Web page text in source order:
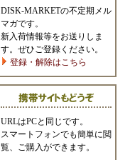
DISK-MARKETの不定期メル
マガです。
新入荷情報等をお送りしま
す。ぜひご登録ください。
登録・解除はこちら
URLはPCと同じです。
スマートフォンでも簡単に閲
覧、ご購入ができます。